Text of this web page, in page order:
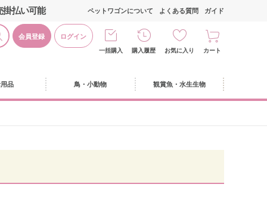
掛払い可能
会員登録 ログイン
ペットワゴンについて よくある質問 ガイド
一括購入 購入履歴 お気に入り カート
品 鳥・小動物 観賞魚・水生生物